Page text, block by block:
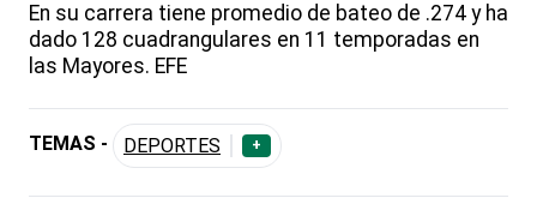
En su carrera tiene promedio de bateo de .274 y ha
dado 128 cuadrangulares en 11 temporadas en
las Mayores. EFE
TEMAS - DEPORTES +